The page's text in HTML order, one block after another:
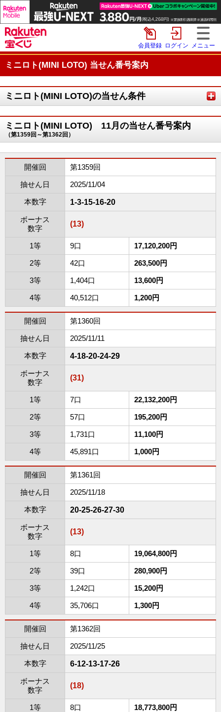
会員登録 ログイン メニュー
ミニロト(MINI LOTO) 当せん番号案内
ミニロト(MINI LOTO)の当せん条件
ミニロト(MINI LOTO) 11月の当せん番号案内
（第1359回～第1362回）
開催回 第1359回
抽せん日 2025/11/04
本数字 1-3-15-16-20
ボーナス
数字
(13)
1等 9口 17,120,200円
2等 42口 263,500円
3等 1,404口 13,600円
4等 40,512口 1,200円
開催回 第1360回
抽せん日 2025/11/11
本数字 4-18-20-24-29
ボーナス
数字
(31)
1等 7口 22,132,200円
2等 57口 195,200円
3等 1,731口 11,100円
4等 45,891口 1,000円
開催回 第1361回
抽せん日 2025/11/18
本数字 20-25-26-27-30
ボーナス
数字
(13)
1等 8口 19,064,800円
2等 39口 280,900円
3等 1,242口 15,200円
4等 35,706口 1,300円
開催回 第1362回
抽せん日 2025/11/25
本数字 6-12-13-17-26
ボーナス
数字
(18)
1等 8口 18,773,800円